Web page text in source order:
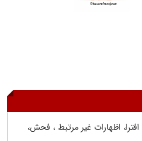
اظهارات غير مرتبط ، فحش،